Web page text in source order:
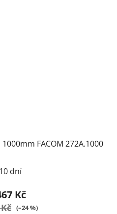
FACOM 272A.1000
dní
Kč
(–24 %)